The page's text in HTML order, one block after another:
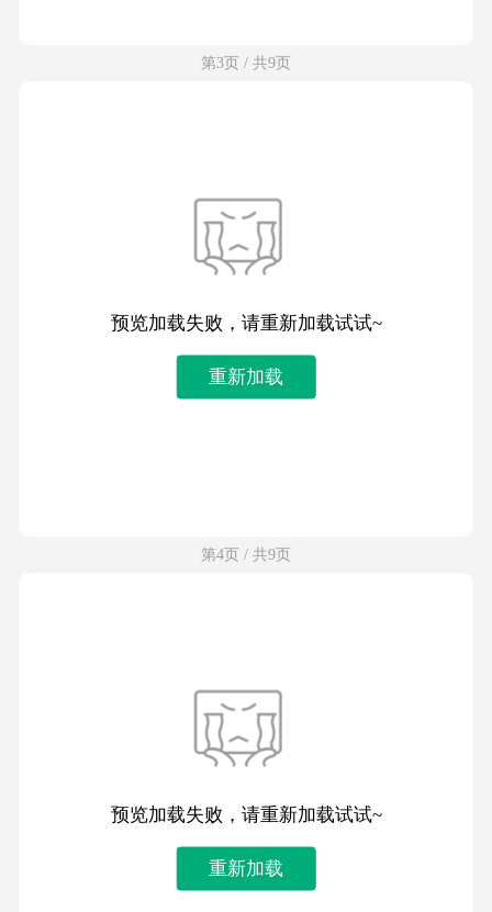
第3页 / 共9页
预览加载失败，请重新加载试试~
重新加载
第4页 / 共9页
预览加载失败，请重新加载试试~
重新加载